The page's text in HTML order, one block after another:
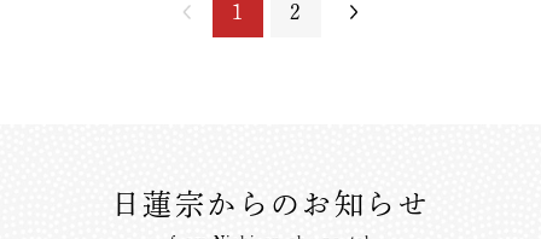
1 2
日蓮宗からのお知らせ